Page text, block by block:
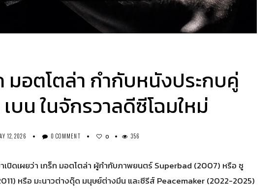
มอตโตล่า กำกับหนังประกบคู่
บน ในจักรวาลดีซีโฉมใหม่
12, 2026 0 COMMENT 0 356
เปิดเผยว่า เกร็ก มอตโตล่า ผู้กำกับภาพยนตร์ Superbad (2007) หรือ ซู
หรือ มะนาวต่างดุ๊ด มนุษย์ต่างมึน และซีรีส์ Peacemaker (2022-2025)